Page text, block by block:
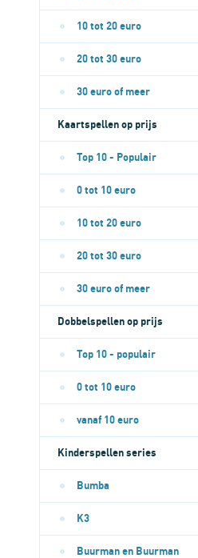
10 tot 20 euro
20 tot 30 euro
30 euro of meer
Kaartspellen op prijs
Top 10 - Populair
0 tot 10 euro
10 tot 20 euro
20 tot 30 euro
30 euro of meer
Dobbelspellen op prijs
Top 10 - populair
0 tot 10 euro
vanaf 10 euro
Kinderspellen series
Bumba
K3
Buurman en Buurman